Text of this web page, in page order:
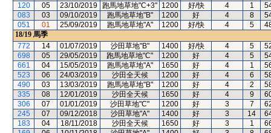
120
05 23/10/2019 跑馬地草地"C+3" 1200 好/快 4 1
083
03 09/10/2019 跑馬地草地"B" 1200 好 4 8
051
01 25/09/2019 跑馬地草地"A" 1200 好/快 4 5
18/19 馬季
772
14 01/07/2019 沙田草地"B" 1400 好/快 4 5
698
05 29/05/2019 跑馬地草地"C" 1200 好 4 5
661
04 15/05/2019 跑馬地草地"A" 1650 好 4 1
523
06 24/03/2019 沙田全天候 1200 好 4 6
490
03 13/03/2019 跑馬地草地"B" 1200 好 4 2
335
08 12/01/2019 沙田全天候 1650 好 4 9
306
07 01/01/2019 沙田草地"C" 1200 好 3 7
245
07 09/12/2018 沙田草地"A" 1400 好 3 14
183
04 18/11/2018 沙田全天候 1650 好 3 1